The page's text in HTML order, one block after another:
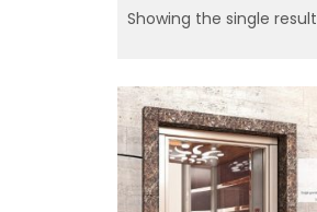
Showing the single result